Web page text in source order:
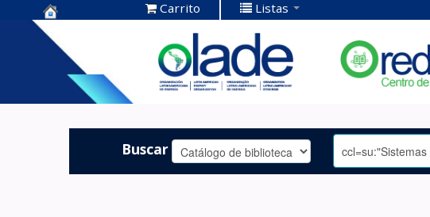
Centro de
Documentación
OLADE -
Carrito Listas
Buscar